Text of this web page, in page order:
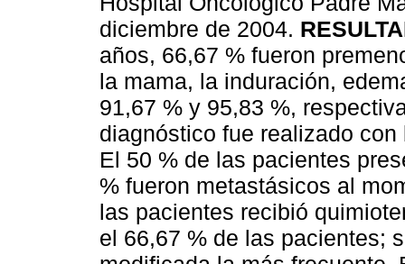
diciembre de 2004.
años, 66,67 % fueron
la mama, la induración,
91,67 % y 95,83 %,
diagnóstico fue realizado
El 50 % de las pacientes
% fueron metastásicos al
las pacientes recibió
el 66,67 % de las pacientes;